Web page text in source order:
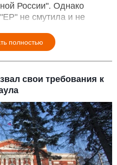
России". Однако
не смутила и не
полностью
свои требования к